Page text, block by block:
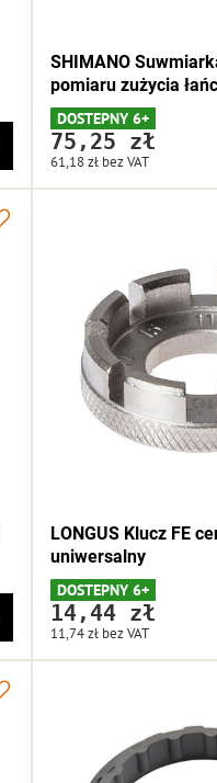
SHIMANO
pomiaru zużycia
DOSTEPNY 6+
75,25 zł
61,18 zł bez VAT
LONGUS Klucz FE
uniwersalny
DOSTEPNY 6+
14,44 zł
11,74 zł bez VAT